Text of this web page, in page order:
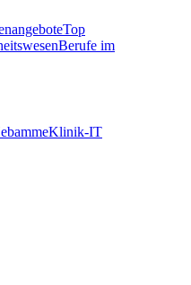
Top
Berufe im
Klinik-IT